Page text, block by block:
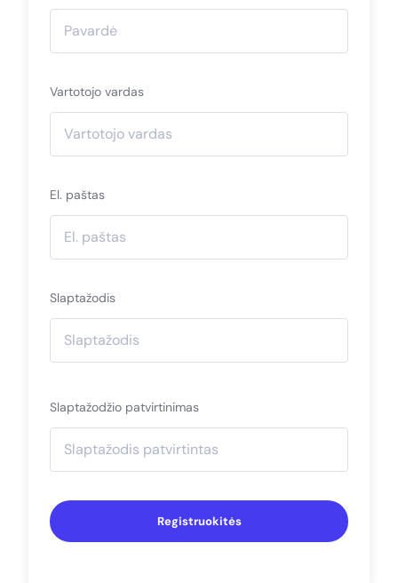
Vartotojo vardas
El. paštas
Slaptažodis
Slaptažodžio patvirtinimas
Registruokitės